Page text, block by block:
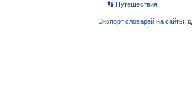
👣 Путешествия
Экспорт словарей на сайты ,